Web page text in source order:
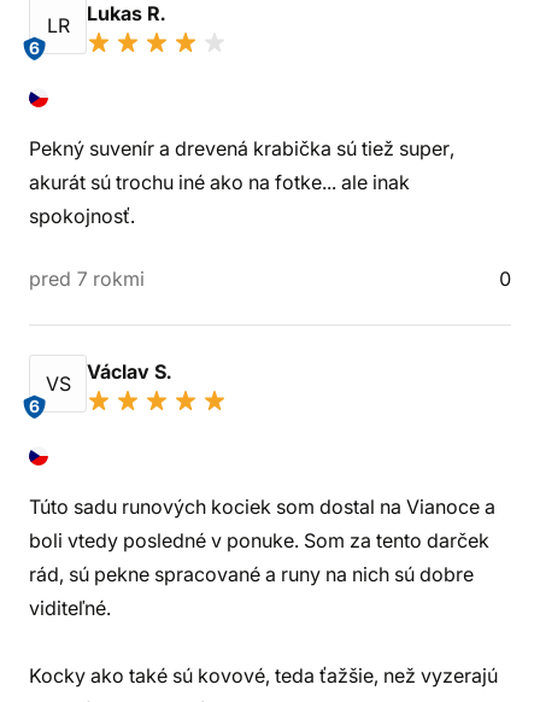
LR
6
Lukas R.
Pekný suvenír a drevená krabička sú tiež super,
akurát sú trochu iné ako na fotke... ale inak
spokojnosť.
pred 7 rokmi 0
VS
6
Václav S.
Túto sadu runových kociek som dostal na Vianoce a
boli vtedy posledné v ponuke. Som za tento darček
rád, sú pekne spracované a runy na nich sú dobre
viditeľné.
Kocky ako také sú kovové, teda ťažšie, než vyzerajú